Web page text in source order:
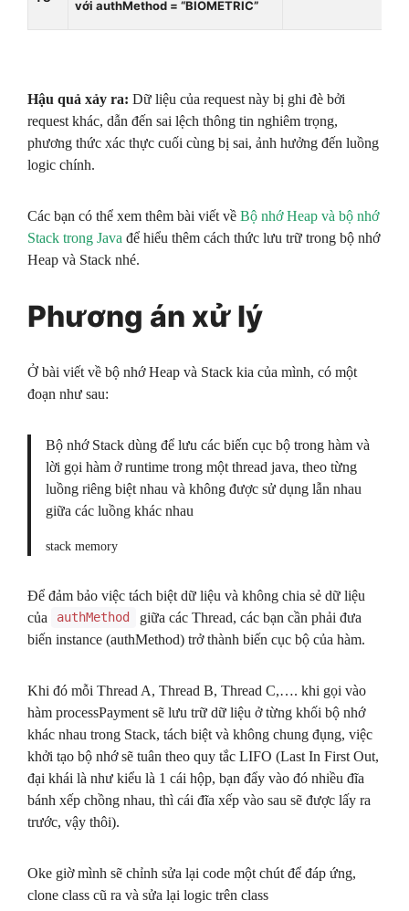
với authMethod = “BIOMETRIC”
Hậu quả xảy ra: Dữ liệu của request này bị ghi đè bởi
request khác, dẫn đến sai lệch thông tin nghiêm trọng,
phương thức xác thực cuối cùng bị sai, ảnh hưởng đến luồng
logic chính.
Các bạn có thể xem thêm bài viết về Bộ nhớ Heap và bộ nhớ
Stack trong Java để hiểu thêm cách thức lưu trữ trong bộ nhớ
Heap và Stack nhé.
Phương án xử lý
Ở bài viết về bộ nhớ Heap và Stack kia của mình, có một
đoạn như sau:
Bộ nhớ Stack dùng để lưu các biến cục bộ trong hàm và
lời gọi hàm ở runtime trong một thread java, theo từng
luồng riêng biệt nhau và không được sử dụng lẫn nhau
giữa các luồng khác nhau
stack memory
Để đảm bảo việc tách biệt dữ liệu và không chia sẻ dữ liệu
của
authMethod
giữa các Thread, các bạn cần phải đưa
biến instance (authMethod) trở thành biến cục bộ của hàm.
Khi đó mỗi Thread A, Thread B, Thread C,…. khi gọi vào
hàm processPayment sẽ lưu trữ dữ liệu ở từng khối bộ nhớ
khác nhau trong Stack, tách biệt và không chung đụng, việc
khởi tạo bộ nhớ sẽ tuân theo quy tắc LIFO (Last In First Out,
đại khái là như kiểu là 1 cái hộp, bạn đẩy vào đó nhiều đĩa
bánh xếp chồng nhau, thì cái đĩa xếp vào sau sẽ được lấy ra
trước, vậy thôi).
Oke giờ mình sẽ chỉnh sửa lại code một chút để đáp ứng,
clone class cũ ra và sửa lại logic trên class